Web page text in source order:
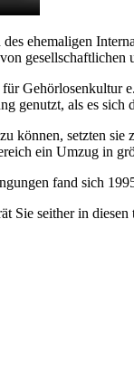
ehemaligen
Gehörlosenkultur
genutzt, als es sich
können, setzten
ein Umzug in
fand sich
Sie seither in